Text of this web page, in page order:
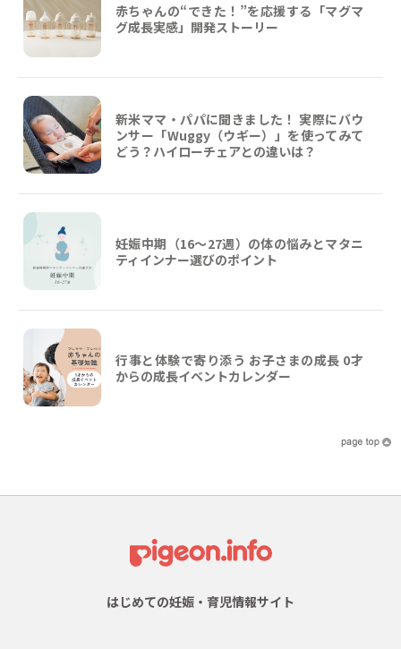
赤ちゃんの“できた！”を応援する「マグマ
グ成長実感」開発ストーリー
新米ママ・パパに聞きました！ 実際にバウ
ンサー「Wuggy（ウギー）」を使ってみて
どう？ハイローチェアとの違いは？
妊娠中期（16〜27週）の体の悩みとマタニ
ティインナー選びのポイント
行事と体験で寄り添う お子さまの成長 0才
からの成長イベントカレンダー
はじめての妊娠・育児情報サイト